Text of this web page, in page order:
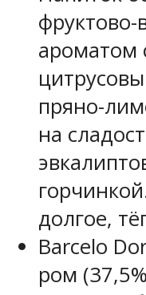
пряно-
на
долгое,
Barcelo
ром